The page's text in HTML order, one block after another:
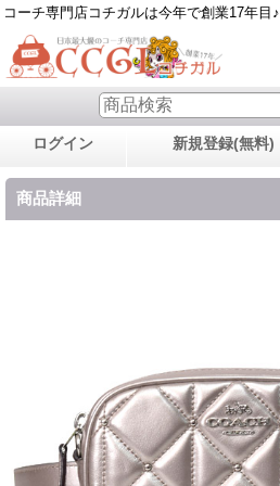
コーチ専門店コチガルは今年で創業17年目♪
ログイン 新規登録(無料)
商品詳細